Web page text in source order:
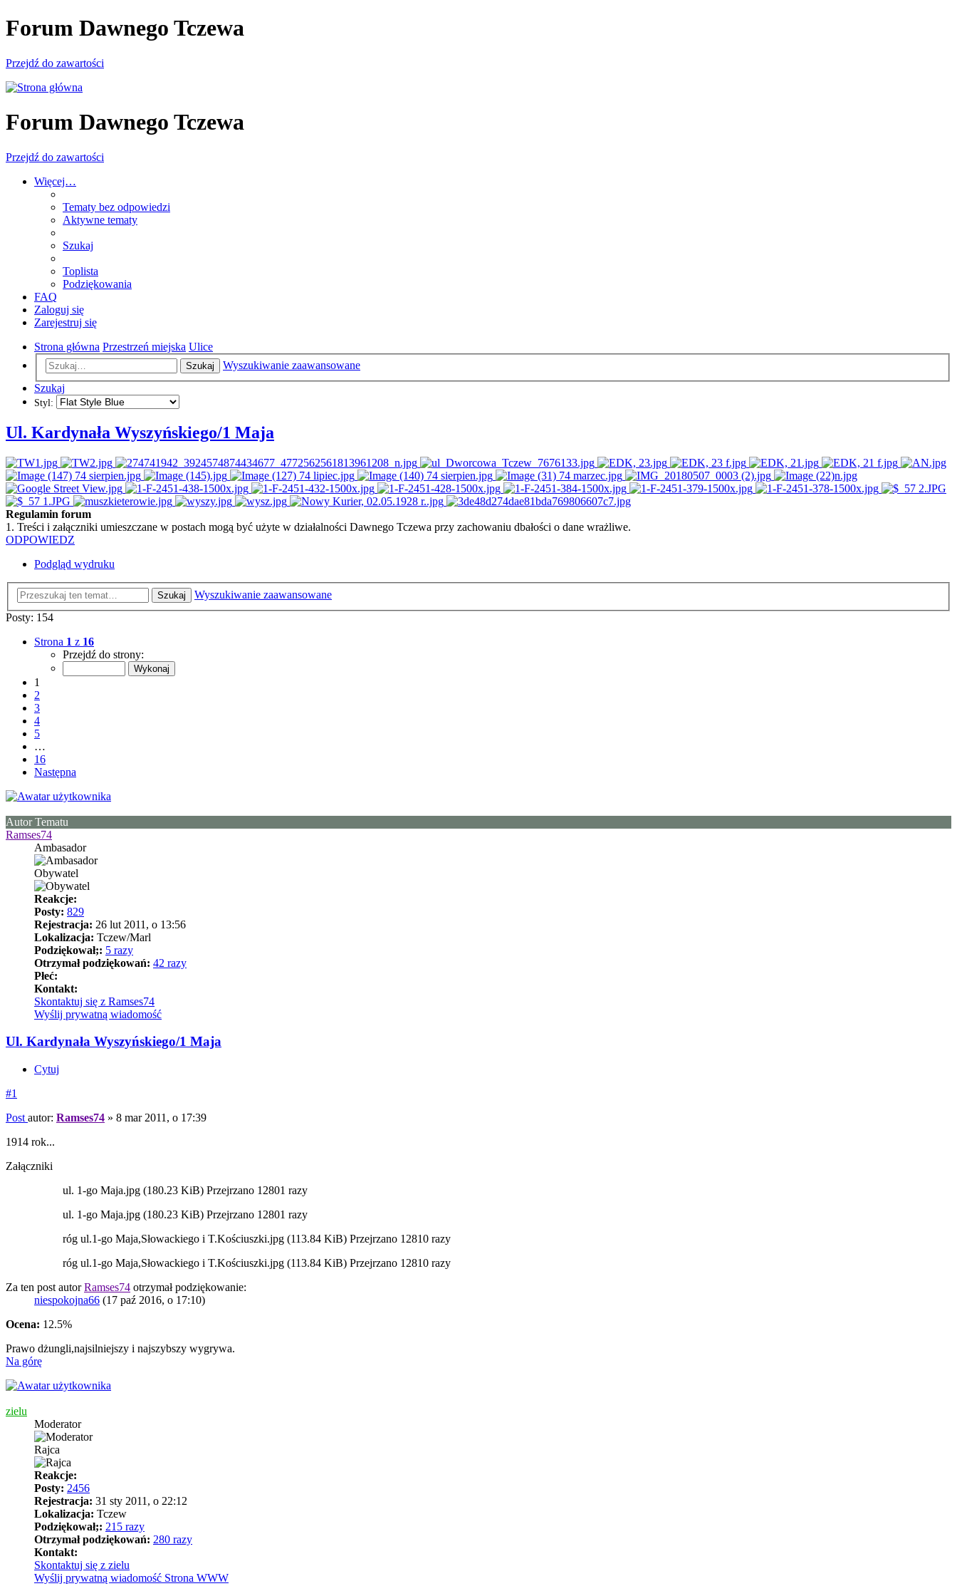
Forum Dawnego Tczewa
Przejdź do zawartości
Forum Dawnego Tczewa
Przejdź do zawartości
Więcej…
Tematy bez odpowiedzi
Aktywne tematy
Szukaj
Toplista
Podziękowania
FAQ
Zaloguj się
Zarejestruj się
Strona główna Przestrzeń miejska Ulice
Szukaj
Wyszukiwanie zaawansowane
Szukaj
Styl:
Ul. Kardynała Wyszyńskiego/1 Maja
Regulamin forum
1. Treści i załączniki umieszczane w postach mogą być użyte w działalności Dawnego Tczewa przy zachowaniu dbałości o dane wrażliwe.
ODPOWIEDZ
Podgląd wydruku
Szukaj
Wyszukiwanie zaawansowane
Posty: 154
Strona 1 z 16
Przejdź do strony:
1
2
3
4
5
…
16
Następna
Autor Tematu
Ramses74
Ambasador
Obywatel
Reakcje:
Posty: 829
Rejestracja: 26 lut 2011, o 13:56
Lokalizacja: Tczew/Marl
Podziękował;: 5 razy
Otrzymał podziękowań: 42 razy
Płeć:
Kontakt:
Skontaktuj się z Ramses74
Wyślij prywatną wiadomość
Ul. Kardynała Wyszyńskiego/1 Maja
Cytuj
#1
Post autor: Ramses74 » 8 mar 2011, o 17:39
1914 rok...
Załączniki
ul. 1-go Maja.jpg (180.23 KiB) Przejrzano 12801 razy
ul. 1-go Maja.jpg (180.23 KiB) Przejrzano 12801 razy
róg ul.1-go Maja,Słowackiego i T.Kościuszki.jpg (113.84 KiB) Przejrzano 12810 razy
róg ul.1-go Maja,Słowackiego i T.Kościuszki.jpg (113.84 KiB) Przejrzano 12810 razy
Za ten post autorRamses74 otrzymał podziękowanie:
niespokojna66 (17 paź 2016, o 17:10)
Ocena: 12.5%
Prawo dżungli,najsilniejszy i najszybszy wygrywa.
Na górę
zielu
Moderator
Rajca
Reakcje:
Posty: 2456
Rejestracja: 31 sty 2011, o 22:12
Lokalizacja: Tczew
Podziękował;: 215 razy
Otrzymał podziękowań: 280 razy
Kontakt:
Skontaktuj się z zielu
Wyślij prywatną wiadomość Strona WWW